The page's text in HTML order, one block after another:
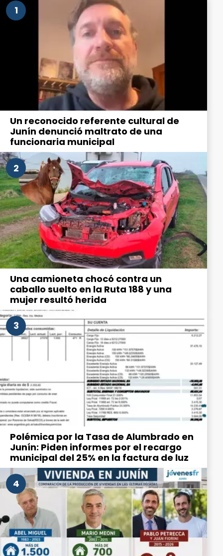
1
Un reconocido referente cultural de
Junín denunció maltrato de una
funcionaria municipal
2
Una camioneta chocó contra un
caballo suelto en la Ruta 188 y una
mujer resultó herida
3
Polémica por la Tasa de Alumbrado en
Junín: Piden informes por el recargo
municipal del 25% en la factura de luz
4